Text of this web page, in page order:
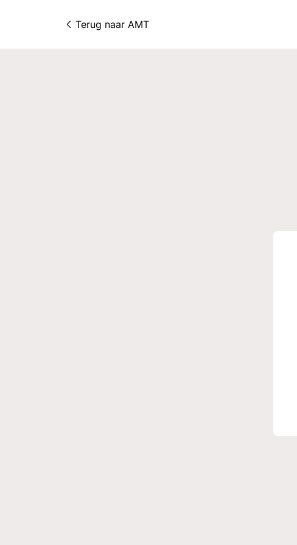
Terug naar AMT